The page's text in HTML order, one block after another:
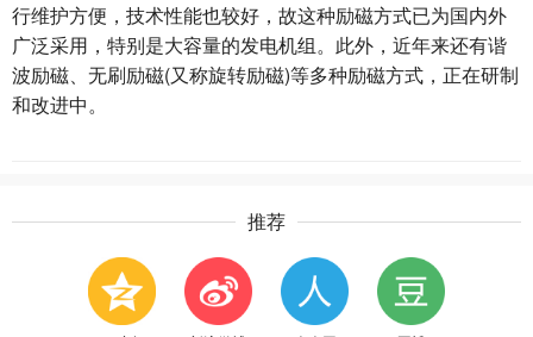
行维护方便，技术性能也较好，故这种励磁方式已为国内外
广泛采用，特别是大容量的发电机组。此外，近年来还有谐
波励磁、无刷励磁(又称旋转励磁)等多种励磁方式，正在研制
和改进中。
推荐